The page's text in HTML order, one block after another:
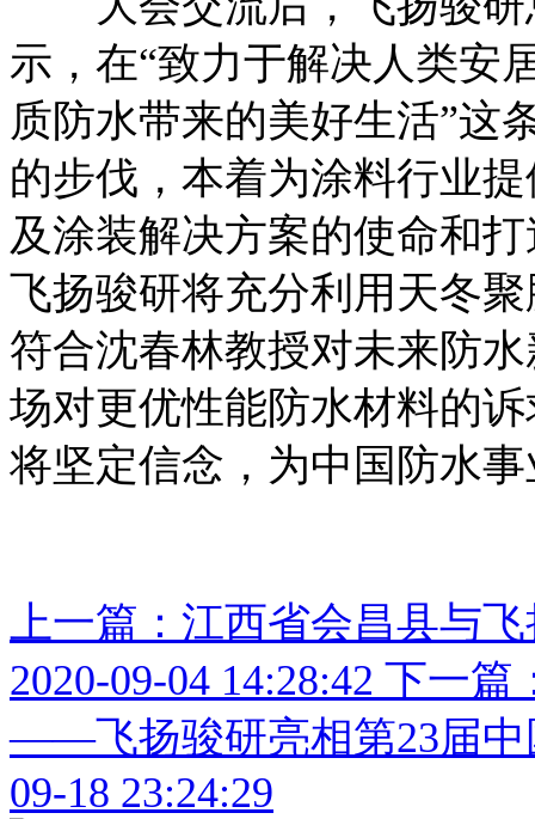
示，在“致力于解决人类安
质防水带来的美好生活”这
的步伐，本着为涂料行业
及涂装解决方案的使命和
飞扬骏研将充分利用天冬
符合沈春林教授对未来防
场对更优性能防水材料的
将坚定信念，为中国防水
上一篇：江西省会昌县与
2020-09-04 14:28:42 下一篇
——飞扬骏研亮相第23届中
09-18 23:24:29